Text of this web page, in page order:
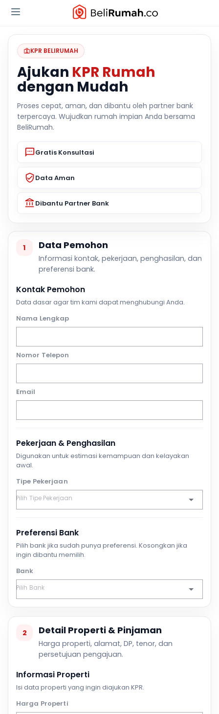
KPR BELIRUMAH
Ajukan KPR Rumah
dengan Mudah
Proses cepat, aman, dan dibantu oleh partner bank
terpercaya. Wujudkan rumah impian Anda bersama
BeliRumah.
Gratis Konsultasi
Data Aman
Dibantu Partner Bank
1 Data Pemohon
Informasi kontak, pekerjaan, penghasilan, dan
preferensi bank.
Kontak Pemohon
Data dasar agar tim kami dapat menghubungi Anda.
Nama Lengkap
Nomor Telepon
Email
Pekerjaan & Penghasilan
Digunakan untuk estimasi kemampuan dan kelayakan
awal.
Tipe Pekerjaan
Preferensi Bank
Pilih bank jika sudah punya preferensi. Kosongkan jika
ingin dibantu memilih.
Bank
2 Detail Properti & Pinjaman
Harga properti, alamat, DP, tenor, dan
persetujuan pengajuan.
Informasi Properti
Isi data properti yang ingin diajukan KPR.
Harga Properti